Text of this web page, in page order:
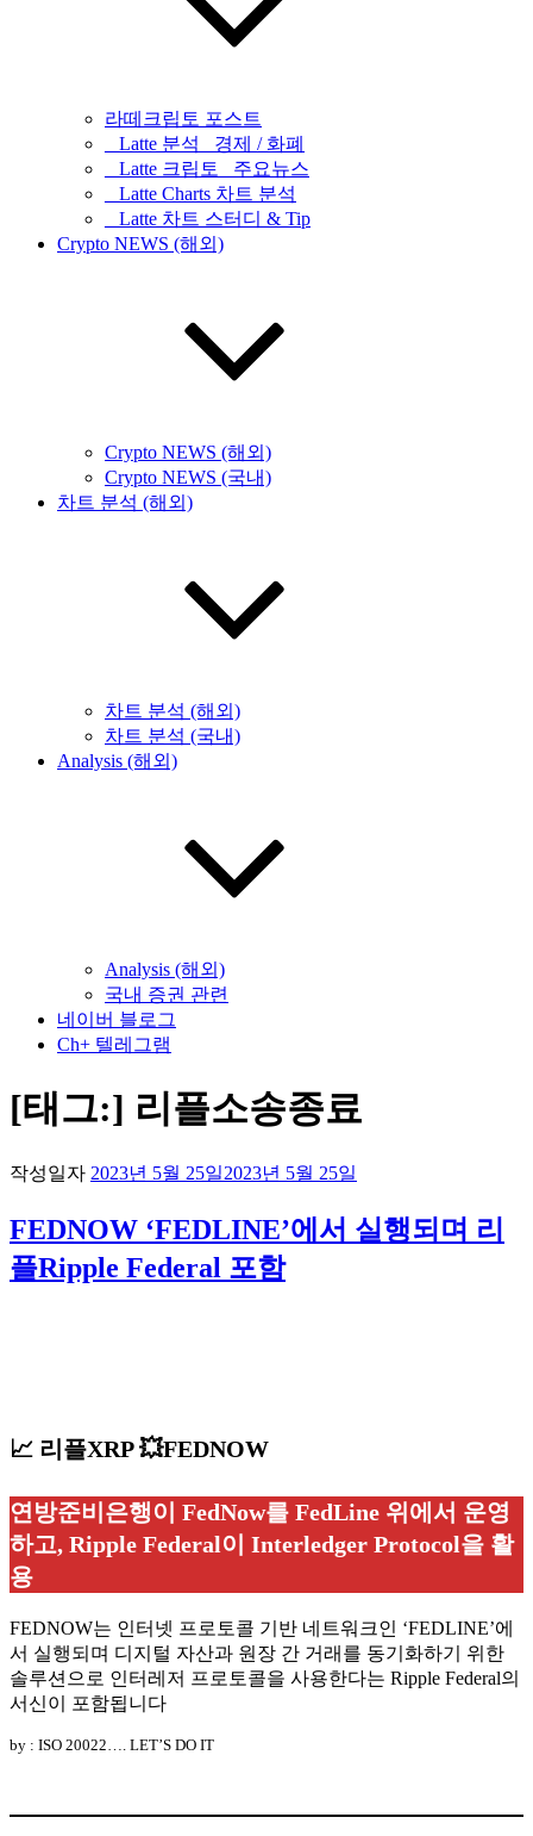
라떼크립토 포스트
_ Latte 분석 _경제 / 화폐
_ Latte 크립토 _주요뉴스
_ Latte Charts 차트 분석
_ Latte 차트 스터디 & Tip
Crypto NEWS (해외)
Crypto NEWS (해외)
Crypto NEWS (국내)
차트 분석 (해외)
차트 분석 (해외)
차트 분석 (국내)
Analysis (해외)
Analysis (해외)
국내 증권 관련
네이버 블로그
Ch+ 텔레그램
[태그:] 리플소송종료
작성일자 2023년 5월 25일2023년 5월 25일
FEDNOW ‘FEDLINE’에서 실행되며 리
플Ripple Federal 포함
📈 리플XRP 💥FEDNOW
연방준비은행이 FedNow를 FedLine 위에서 운영
하고, Ripple Federal이 Interledger Protocol을 활
용
FEDNOW는 인터넷 프로토콜 기반 네트워크인 ‘FEDLINE’에
서 실행되며 디지털 자산과 원장 간 거래를 동기화하기 위한
솔루션으로 인터레저 프로토콜을 사용한다는 Ripple Federal의
서신이 포함됩니다
by : ISO 20022…. LET’S DO IT